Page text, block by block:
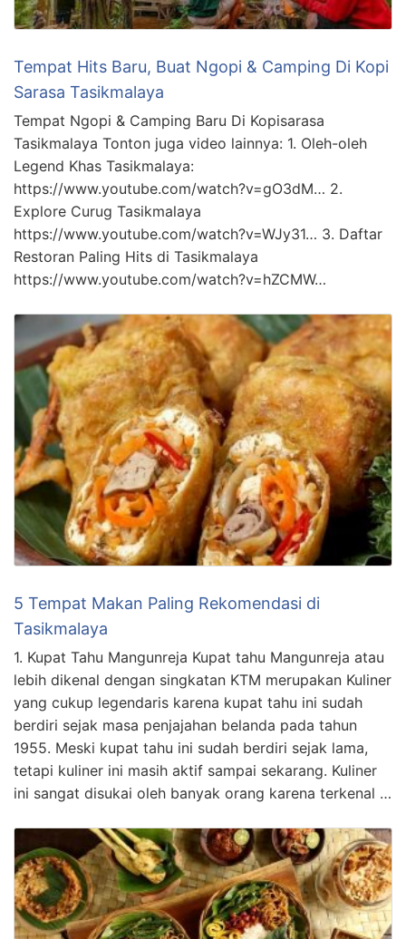
Tempat Hits Baru, Buat Ngopi & Camping Di Kopi
Sarasa Tasikmalaya
Tempat Ngopi & Camping Baru Di Kopisarasa
Tasikmalaya Tonton juga video lainnya: 1. Oleh-oleh
Legend Khas Tasikmalaya:
https://www.youtube.com/watch?v=gO3dM… 2.
Explore Curug Tasikmalaya
https://www.youtube.com/watch?v=WJy31… 3. Daftar
Restoran Paling Hits di Tasikmalaya
https://www.youtube.com/watch?v=hZCMW…
5 Tempat Makan Paling Rekomendasi di
Tasikmalaya
1. Kupat Tahu Mangunreja Kupat tahu Mangunreja atau
lebih dikenal dengan singkatan KTM merupakan Kuliner
yang cukup legendaris karena kupat tahu ini sudah
berdiri sejak masa penjajahan belanda pada tahun
1955. Meski kupat tahu ini sudah berdiri sejak lama,
tetapi kuliner ini masih aktif sampai sekarang. Kuliner
ini sangat disukai oleh banyak orang karena terkenal …